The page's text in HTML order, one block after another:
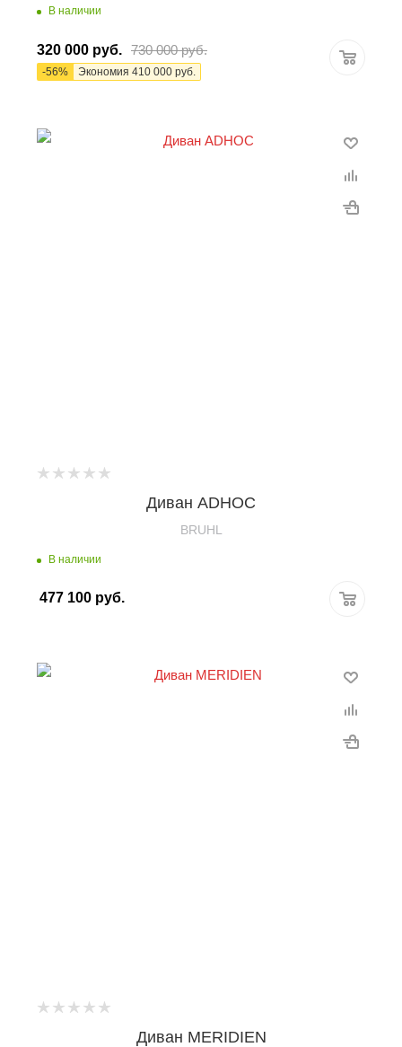
В наличии
320 000 руб. 730 000руб.
-56% Экономия 410 000 руб.
Диван ADHOC
BRUHL
В наличии
477 100 руб.
Диван MERIDIEN